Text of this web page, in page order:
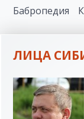
Бабропедия
ЛИЦА